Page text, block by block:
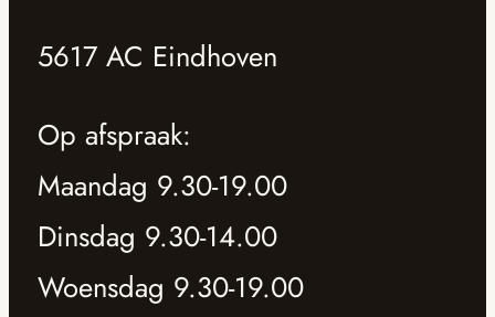
5617 AC Eindhoven
Op afspraak:
Maandag 9.30-19.00
Dinsdag 9.30-14.00
Woensdag 9.30-19.00